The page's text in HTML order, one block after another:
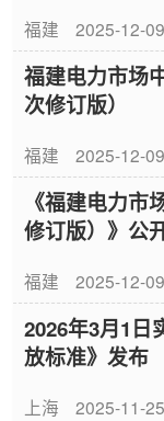
福建 2025-12-09
福建电力市场
次修订版）
福建 2025-12-09
《福建电力市
修订版）》公
福建 2025-12-09
2026年3月1日
放标准》发布
上海 2025-11-25